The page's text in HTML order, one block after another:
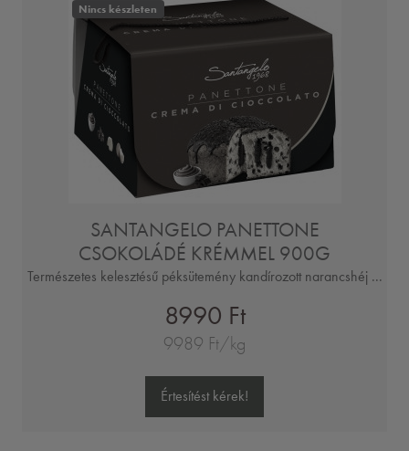
Nincs készleten
SANTANGELO PANETTONE
CSOKOLÁDÉ KRÉMMEL 900G
Természetes kelesztésű péksütemény kandírozott narancshéj ...
8990 Ft
9989 Ft/kg
Értesítést kérek!